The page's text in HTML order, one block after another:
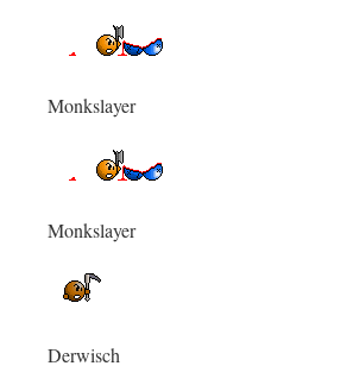
Monkslayer
Monkslayer
Derwisch